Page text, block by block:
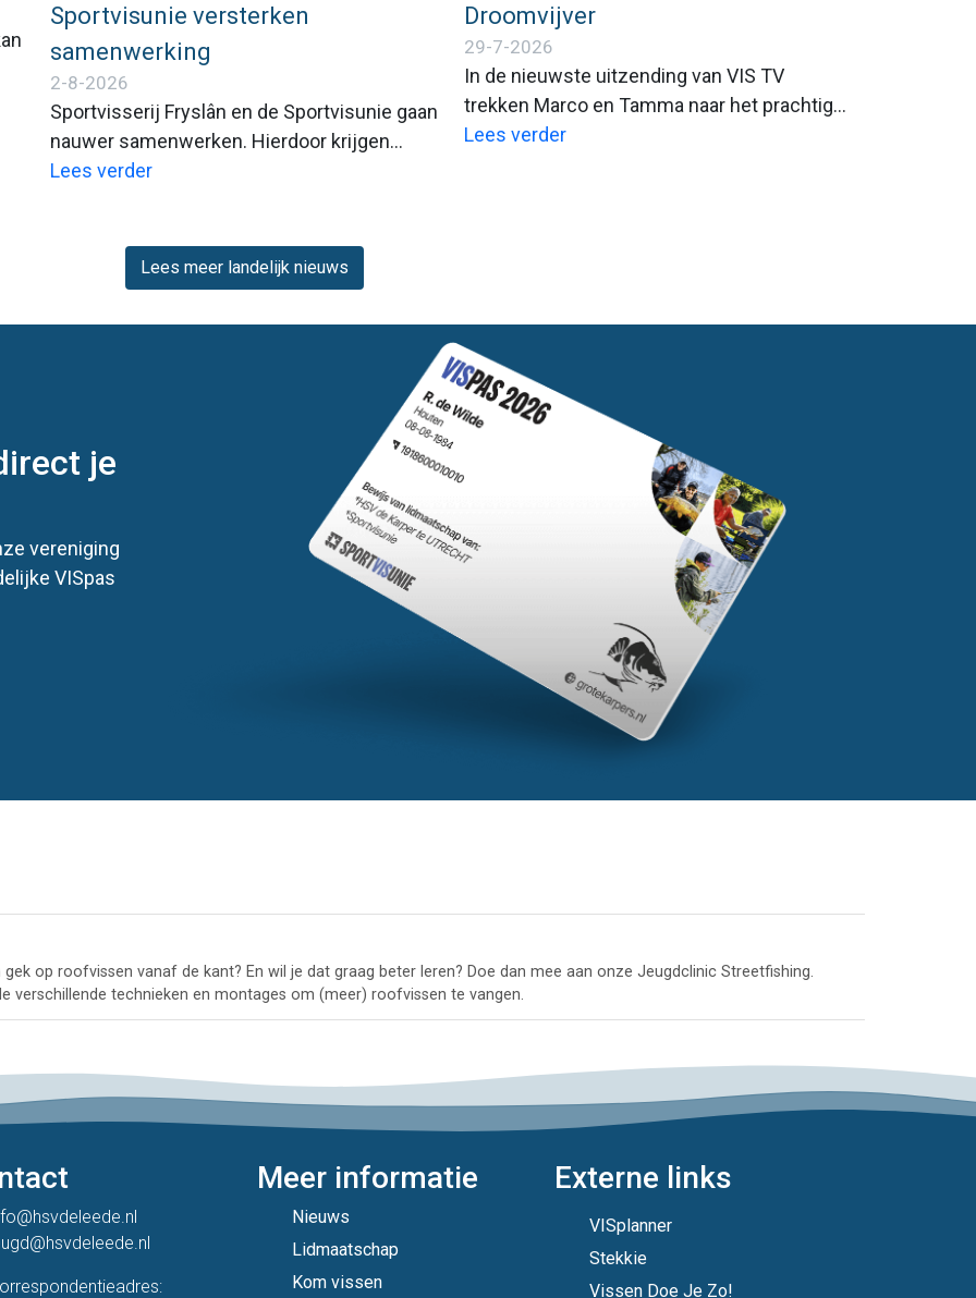
Sportvisunie versterken
samenwerking
2-8-2026
Sportvisserij Fryslân en de Sportvisunie gaan
nauwer samenwerken. Hierdoor krijgen
sportvissers met de Fiskfergunning of
sportvissers en aangesloten
hengelsportverenigingen daarmee beter van
Lees verder
Droomvijver
29-7-2026
In de nieuwste uitzending van VIS TV
trekken Marco en Tamma naar het prachtige
Zuid-Limburg. Daar beleven ze een zeer
Lees verder
Lees meer landelijk nieuws
je
vereniging
VISpas
op roofvissen vanaf de kant? En wil je dat graag beter leren? Doe dan mee aan onze Jeugdclinic Streetfishing.
verschillende technieken en montages om (meer) roofvissen te vangen.
Meer informatie
Nieuws
Lidmaatschap
Kom vissen
Externe links
VISplanner
Stekkie
Vissen Doe Je Zo!